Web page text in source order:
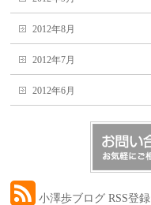
2012年8月
2012年7月
2012年6月
小澤歩ブログ RSS登録